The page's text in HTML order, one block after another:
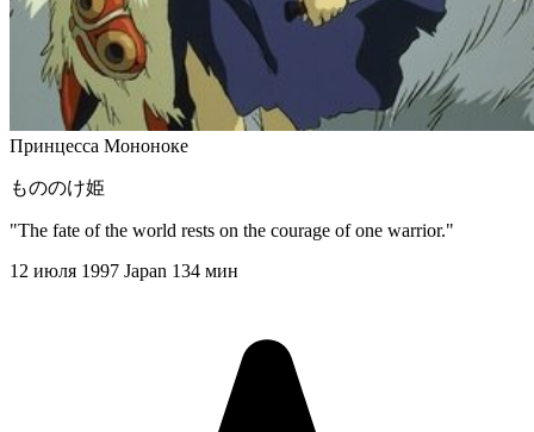
Принцесса Мононоке
もののけ姫
"The fate of the world rests on the courage of one warrior."
12 июля 1997 Japan 134 мин